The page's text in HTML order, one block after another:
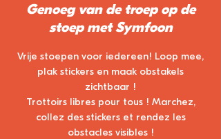
Genoeg van de troep op de
stoep met Symfoon
Vrije stoepen voor iedereen! Loop mee,
plak stickers en maak obstakels
zichtbaar !
Trottoirs libres pour tous ! Marchez,
collez des stickers et rendez les
obstacles visibles !